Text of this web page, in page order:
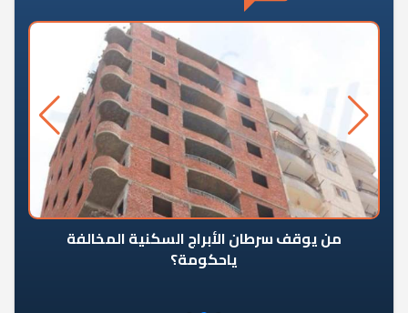
من يوقف سرطان الأبراج السكنية المخالفة
ياحكومة؟